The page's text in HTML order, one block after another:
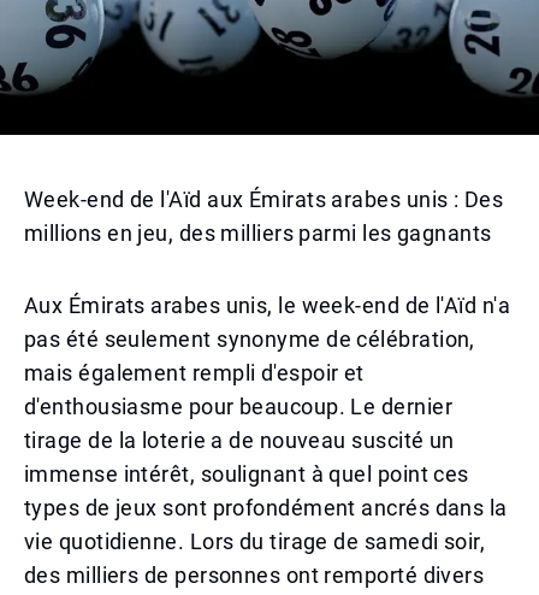
Week-end de l'Aïd aux Émirats arabes unis : Des
millions en jeu, des milliers parmi les gagnants
Aux Émirats arabes unis, le week-end de l'Aïd n'a
pas été seulement synonyme de célébration,
mais également rempli d'espoir et
d'enthousiasme pour beaucoup. Le dernier
tirage de la loterie a de nouveau suscité un
immense intérêt, soulignant à quel point ces
types de jeux sont profondément ancrés dans la
vie quotidienne. Lors du tirage de samedi soir,
des milliers de personnes ont remporté divers